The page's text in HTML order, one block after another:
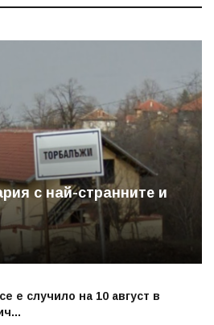
с най-странните и
е случило на 10 август в